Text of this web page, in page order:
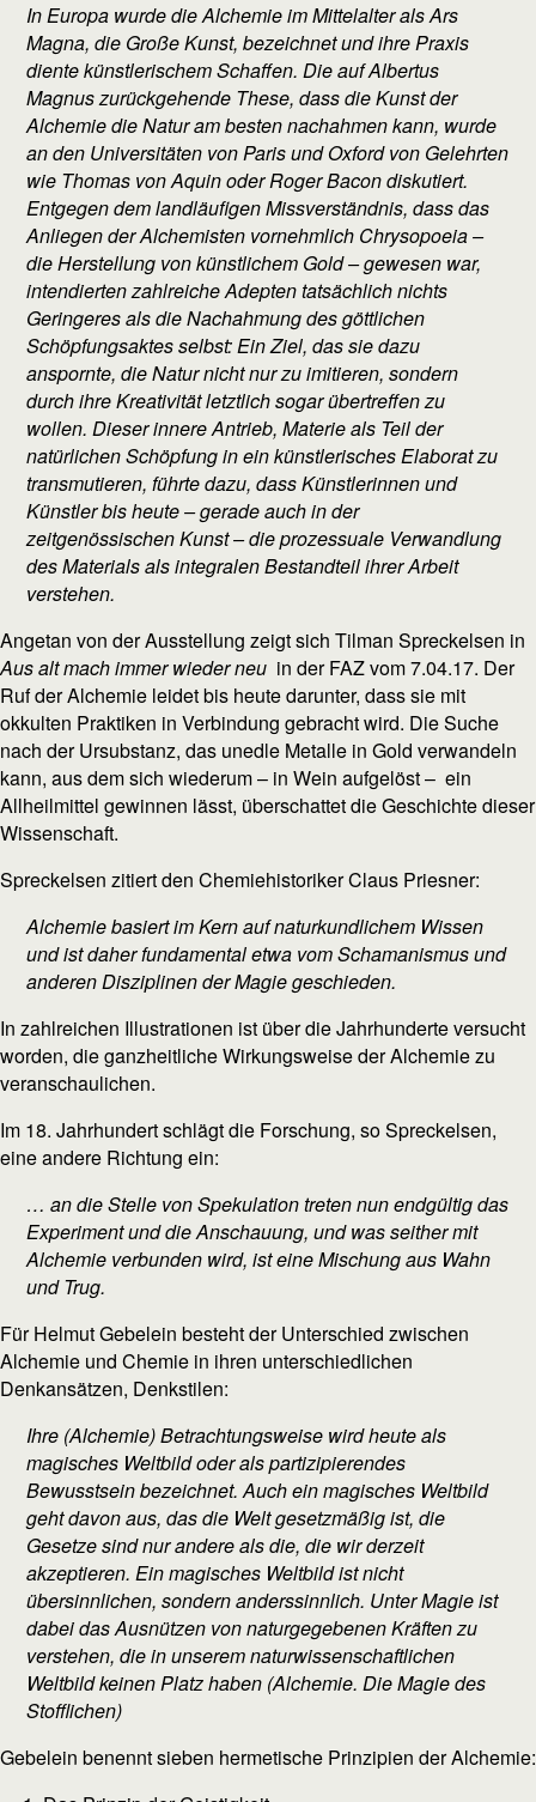
In Europa wurde die Alchemie im Mittelalter alsArs
Magna, die Große Kunst, bezeichnet und ihre Praxis
diente künstlerischem Schaffen. Die auf Albertus
Magnus zurückgehende These, dass die Kunst der
Alchemie die Natur am besten nachahmen kann, wurde
an den Universitäten von Paris und Oxford von Gelehrten
wie Thomas von Aquin oder Roger Bacon diskutiert.
Entgegen dem landläufigen Missverständnis, dass das
Anliegen der Alchemisten vornehmlich Chrysopoeia–
die Herstellung von künstlichem Gold – gewesen war,
intendierten zahlreiche Adepten tatsächlich nichts
Geringeres als die Nachahmung des göttlichen
Schöpfungsaktes selbst: Ein Ziel, das sie dazu
anspornte, die Natur nicht nur zu imitieren, sondern
durch ihre Kreativität letztlich sogar übertreffen zu
wollen. Dieser innere Antrieb, Materie als Teil der
natürlichen Schöpfung in ein künstlerisches Elaborat zu
transmutieren, führte dazu, dass Künstlerinnen und
Künstler bis heute – gerade auch in der
zeitgenössischen Kunst – die prozessuale Verwandlung
des Materials als integralen Bestandteil ihrer Arbeit
verstehen.
Angetan von der Ausstellung zeigt sich Tilman Spreckelsen in
Aus alt mach immer wieder neu in der FAZ vom 7.04.17. Der
Ruf der Alchemie leidet bis heute darunter, dass sie mit
okkulten Praktiken in Verbindung gebracht wird. Die Suche
nach der Ursubstanz, das unedle Metalle in Gold verwandeln
kann, aus dem sich wiederum – in Wein aufgelöst – ein
Allheilmittel gewinnen lässt, überschattet die Geschichte dieser
Wissenschaft.
Spreckelsen zitiert den Chemiehistoriker Claus Priesner:
Alchemie basiert im Kern auf naturkundlichem Wissen
und ist daher fundamental etwa vom Schamanismus und
anderen Disziplinen der Magie geschieden.
In zahlreichen Illustrationen ist über die Jahrhunderte versucht
worden, die ganzheitliche Wirkungsweise der Alchemie zu
veranschaulichen.
Im 18. Jahrhundert schlägt die Forschung, so Spreckelsen,
eine andere Richtung ein:
… an die Stelle von Spekulation treten nun endgültig das
Experiment und die Anschauung, und was seither mit
Alchemie verbunden wird, ist eine Mischung aus Wahn
und Trug.
Für Helmut Gebelein besteht der Unterschied zwischen
Alchemie und Chemie in ihren unterschiedlichen
Denkansätzen, Denkstilen:
Ihre (Alchemie) Betrachtungsweise wird heute als
magisches Weltbild oder als partizipierendes
Bewusstsein bezeichnet. Auch ein magisches Weltbild
geht davon aus, das die Welt gesetzmäßig ist, die
Gesetze sind nur andere als die, die wir derzeit
akzeptieren. Ein magisches Weltbild ist nicht
übersinnlichen, sondern anderssinnlich. Unter Magie ist
dabei das Ausnützen von naturgegebenen Kräften zu
verstehen, die in unserem naturwissenschaftlichen
Weltbild keinen Platz haben (Alchemie. Die Magie des
Stofflichen)
Gebelein benennt sieben hermetische Prinzipien der Alchemie: